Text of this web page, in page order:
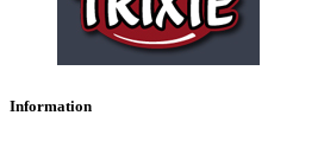
Information